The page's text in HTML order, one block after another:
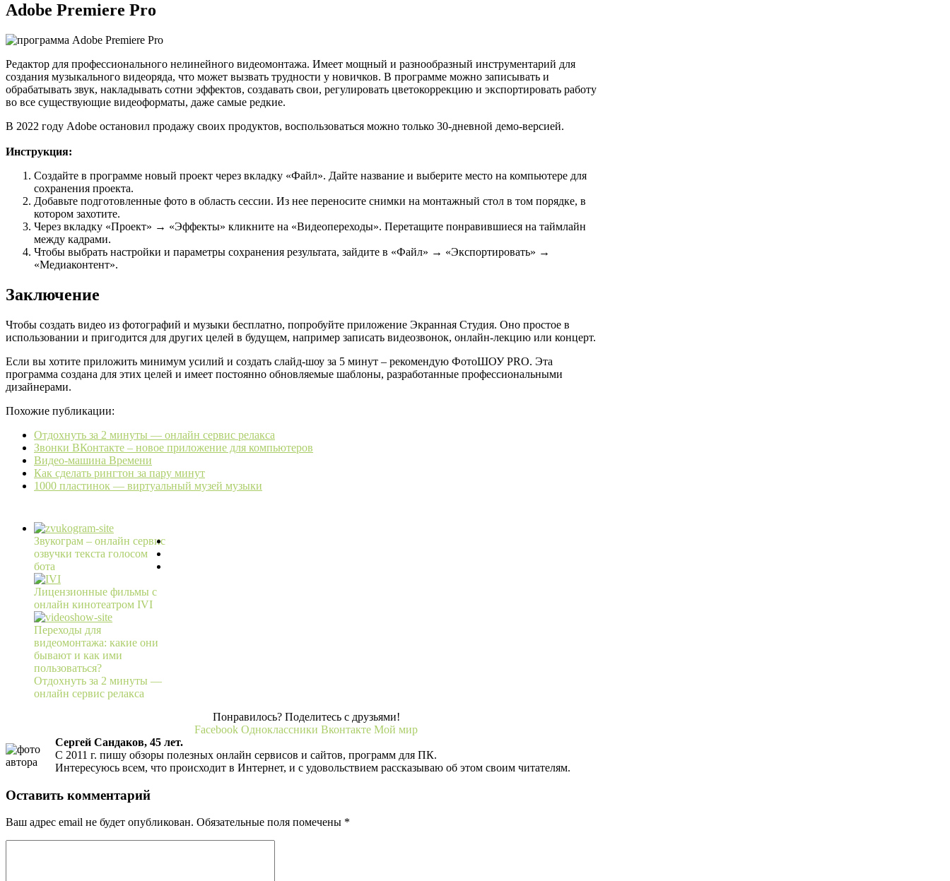
Adobe Premiere Pro
Редактор для профессионального нелинейного видеомонтажа. Имеет мощный и разнообразный инструментарий для
создания музыкального видеоряда, что может вызвать трудности у новичков. В программе можно записывать и
обрабатывать звук, накладывать сотни эффектов, создавать свои, регулировать цветокоррекцию и экспортировать работу
во все существующие видеоформаты, даже самые редкие.
В 2022 году Adobe остановил продажу своих продуктов, воспользоваться можно только 30-дневной демо-версией.
Инструкция:
Создайте в программе новый проект через вкладку «Файл». Дайте название и выберите место на компьютере для
сохранения проекта.
Добавьте подготовленные фото в область сессии. Из нее переносите снимки на монтажный стол в том порядке, в
котором захотите.
Через вкладку «Проект» → «Эффекты» кликните на «Видеопереходы». Перетащите понравившиеся на таймлайн
между кадрами.
Чтобы выбрать настройки и параметры сохранения результата, зайдите в «Файл» → «Экспортировать» →
«Медиаконтент».
Заключение
Чтобы создать видео из фотографий и музыки бесплатно, попробуйте приложение Экранная Студия. Оно простое в
использовании и пригодится для других целей в будущем, например записать видеозвонок, онлайн-лекцию или концерт.
Если вы хотите приложить минимум усилий и создать слайд-шоу за 5 минут – рекомендую ФотоШОУ PRO. Эта
программа создана для этих целей и имеет постоянно обновляемые шаблоны, разработанные профессиональными
дизайнерами.
Похожие публикации:
Отдохнуть за 2 минуты — онлайн сервис релакса
Звонки ВКонтакте – новое приложение для компьютеров
Видео-машина Времени
Как сделать рингтон за пару минут
1000 пластинок — виртуальный музей музыки
Звукограм – онлайн сервис
озвучки текста голосом
бота
Лицензионные фильмы с
онлайн кинотеатром IVI
Переходы для
видеомонтажа: какие они
бывают и как ими
пользоваться?
Отдохнуть за 2 минуты —
онлайн сервис релакса
Понравилось? Поделитесь с друзьями!
Facebook Одноклассники Вконтакте Мой мир
Сергей Сандаков, 45 лет.
С 2011 г. пишу обзоры полезных онлайн сервисов и сайтов, программ для ПК.
Интересуюсь всем, что происходит в Интернет, и с удовольствием рассказываю об этом своим читателям.
Оставить комментарий
Ваш адрес email не будет опубликован. Обязательные поля помечены *